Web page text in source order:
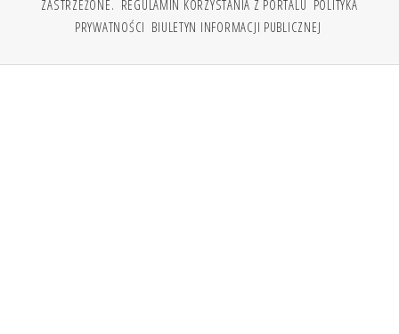
ZASTRZEŻONE. REGULAMIN KORZYSTANIA Z PORTALU POLITYKA
PRYWATNOŚCI BIULETYN INFORMACJI PUBLICZNEJ